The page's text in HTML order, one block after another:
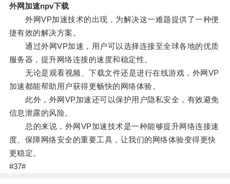
外网加速npv下载
外网VP加速技术的出现，为解决这一难题提供了一种便
捷有效的解决方案。
通过外网VP加速，用户可以选择连接至全球各地的优质
服务器，提升网络连接的速度和稳定性。
无论是观看视频、下载文件还是进行在线游戏，外网VP
加速都能帮助用户获得更畅快的网络体验。
此外，外网VP加速还可以保护用户隐私安全，有效避免
信息泄露的风险。
总的来说，外网VP加速技术是一种能够提升网络连接速
度、保障网络安全的重要工具，让我们的网络体验变得更快
更稳定。
#37#